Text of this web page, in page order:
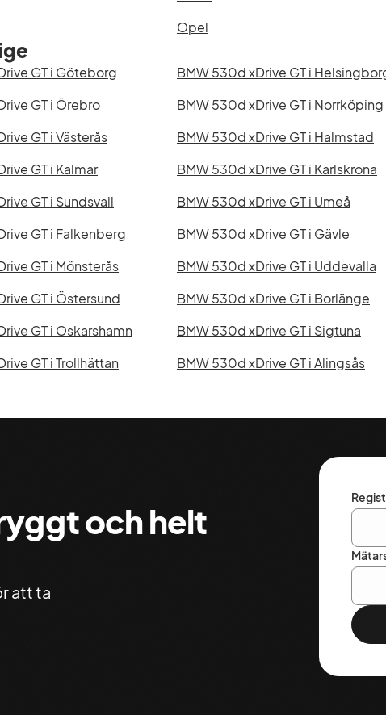
Opel
GT i Göteborg BMW 530d xDrive GT i
GT i Örebro BMW 530d xDrive GT i Norrköping
GT i Västerås BMW 530d xDrive GT i Halmstad
GT i Kalmar BMW 530d xDrive GT i Karlskrona
GT i Sundsvall BMW 530d xDrive GT i Umeå
GT i Falkenberg BMW 530d xDrive GT i Gävle
GT i Mönsterås BMW 530d xDrive GT i Uddevalla
GT i Östersund BMW 530d xDrive GT i Borlänge
GT i Oskarshamn BMW 530d xDrive GT i Sigtuna
GT i Trollhättan BMW 530d xDrive GT i Alingsås
och helt
att ta